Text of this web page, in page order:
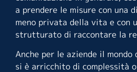
a prendere le misure con una
meno privata della vita e con
strutturato di raccontare la
Anche per le aziende il mondo
si è arricchito di complessità